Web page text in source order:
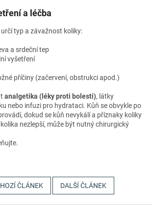
a léčba
typ a závažnost koliky:
a srdeční tep
vyšetření
příčiny (začervení, obstrukci apod.)
analgetika (léky proti bolesti), látky
nebo infuzi pro hydrataci. Kůň se obvykle po
dokud se kůň nevykálí a příznaky koliky
nezlepší, může být nutný chirurgický
ČLÁNEK DALŠÍ ČLÁNEK